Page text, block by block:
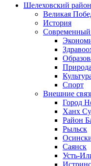
Шелеховский район
Великая
История
Спорт
Внешние
Город
Ханх
Район
Рыльск
Саянск
Усть-